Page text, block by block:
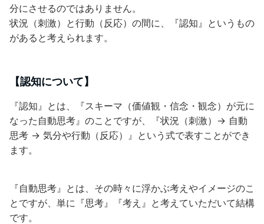
分にさせるのではありません。
状況（刺激）と行動（反応）の間に、『認知』というもの
があると考えられます。
【認知について】
『認知』とは、『スキーマ（価値観・信念・観念）が元に
なった自動思考』のことですが、『状況（刺激）→ 自動
思考 → 気分や行動（反応）』という式で表すことができ
ます。
『自動思考』とは、その時々に浮かぶ考えやイメージのこ
とですが、単に『思考』『考え』と考えていただいて結構
です。